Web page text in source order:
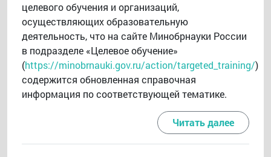
целевого обучения и организаций,
осуществляющих образовательную
деятельность, что на сайте Минобрнауки России
в подразделе «Целевое обучение»
(https://minobrnauki.gov.ru/action/targeted_training/)
содержится обновленная справочная
информация по соответствующей тематике.
Читать далее